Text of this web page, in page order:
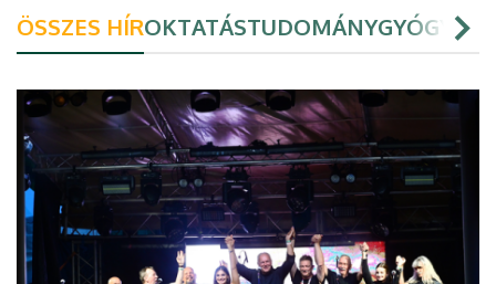
ÖSSZES HÍROKTATÁSTUDOMÁNY